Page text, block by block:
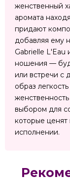
женственный
аромата
придают
добавляя ему
Gabrielle L'Eau
ношения —
или встречи с
образ
выбором для
которые
исполнении.